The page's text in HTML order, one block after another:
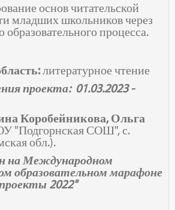
основ читательской
младших школьников через
процесса.
литературное чтение
проекта: 01.03.2023 -
Коробейникова, Ольга
"Подгорнская СОШ", с.
обл.).
на Международном
образовательном марафоне
2022"